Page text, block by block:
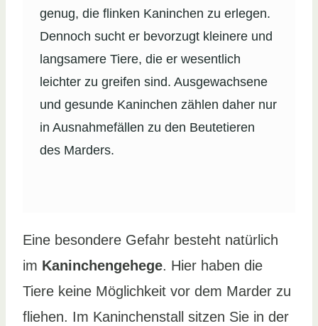
genug, die flinken Kaninchen zu erlegen.
Dennoch sucht er bevorzugt kleinere und
langsamere Tiere, die er wesentlich
leichter zu greifen sind. Ausgewachsene
und gesunde Kaninchen zählen daher nur
in Ausnahmefällen zu den Beutetieren
des Marders.
Eine besondere Gefahr besteht natürlich
im Kaninchengehege. Hier haben die
Tiere keine Möglichkeit vor dem Marder zu
fliehen. Im Kaninchenstall sitzen Sie in der